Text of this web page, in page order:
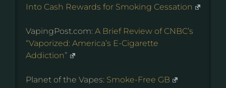
Into Cash Rewards for Smoking Cessation
VapingPost.com: A Brief Review of CNBC’s
“Vaporized: America’s E-Cigarette
Addiction”
Planet of the Vapes: Smoke-Free GB